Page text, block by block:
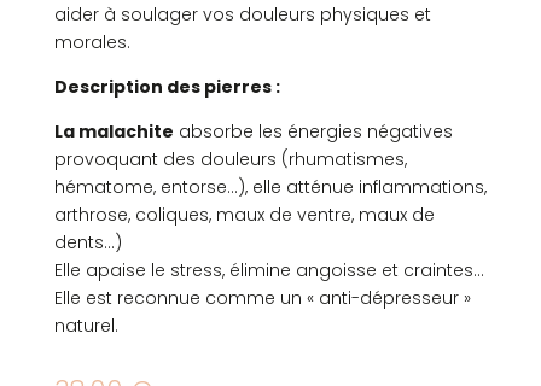
aider à soulager vos douleurs physiques et
morales.
Description des pierres :
La malachite absorbe les énergies négatives
provoquant des douleurs (rhumatismes,
hématome, entorse…), elle atténue inflammations,
arthrose, coliques, maux de ventre, maux de
dents…)
Elle apaise le stress, élimine angoisse et craintes…
Elle est reconnue comme un « anti-dépresseur »
naturel.